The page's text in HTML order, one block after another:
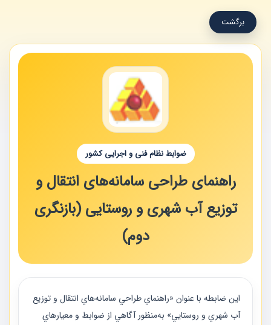
برگشت
ضوابط نظام فنی و اجرایی کشور
راهنمای طراحی سامانه‌های انتقال و
توزیع آب شهری و روستایی (بازنگری
دوم)
اين ضابطه با عنوان «راهنماي طراحي سامانه‌هاي انتقال و توزيع
آب شهري و روستايي» به‌منظور آگاهي از ضوابط و معيارهاي